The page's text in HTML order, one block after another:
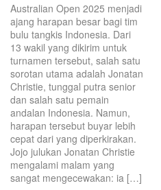
Australian Open 2025 menjadi
ajang harapan besar bagi tim
bulu tangkis Indonesia. Dari
13 wakil yang dikirim untuk
turnamen tersebut, salah satu
sorotan utama adalah Jonatan
Christie, tunggal putra senior
dan salah satu pemain
andalan Indonesia. Namun,
harapan tersebut buyar lebih
cepat dari yang diperkirakan.
Jojo julukan Jonatan Christie
mengalami malam yang
sangat mengecewakan: ia […]